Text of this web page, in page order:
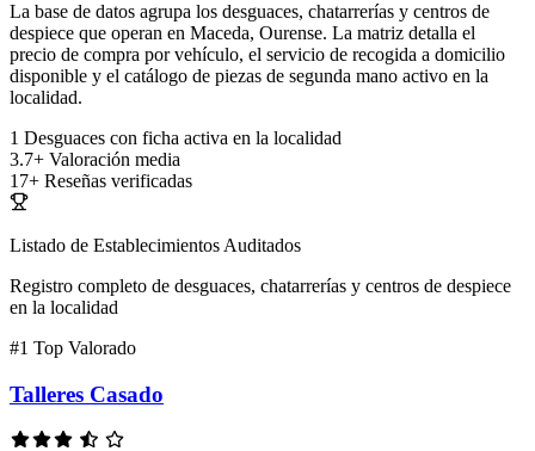
La base de datos agrupa los desguaces, chatarrerías y centros de
despiece que operan en Maceda, Ourense. La matriz detalla el
precio de compra por vehículo, el servicio de recogida a domicilio
disponible y el catálogo de piezas de segunda mano activo en la
localidad.
1 Desguaces con ficha activa en la localidad
3.7+ Valoración media
17+ Reseñas verificadas
Listado de Establecimientos Auditados
Registro completo de desguaces, chatarrerías y centros de despiece
en la localidad
#1 Top Valorado
Talleres Casado